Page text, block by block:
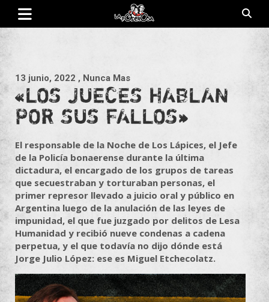
Saltar
contenido
13 junio, 2022 , Nunca Mas
«LOS JUECES HABLAN
POR SUS FALLOS»
El responsable de la Noche de Los Lápices, el Jefe
de la Policía bonaerense durante la última
dictadura, el encargado de los grupos de tareas
que secuestraban y torturaban personas, el
primer represor llevado a juicio oral y público en
Argentina luego de la anulación de las leyes de
impunidad, el que fue juzgado por delitos de Lesa
Humanidad y recibió nueve condenas a cadena
perpetua, y el que todavía no dijo dónde está
Jorge Julio López: ese es Miguel Etchecolatz.